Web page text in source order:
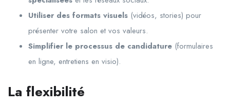
Utiliser des formats visuels (vidéos, stories) pour
présenter votre salon et vos valeurs.
Simplifier le processus de candidature (formulaires
en ligne, entretiens en visio).
La flexibilité